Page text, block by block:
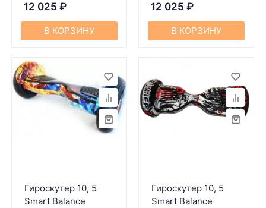
12 025 ₽
В КОРЗИНУ
12 025 ₽
В КОРЗИНУ
Гироскутер 10, 5
Smart Balance
Гироскутер 10, 5
Smart Balance